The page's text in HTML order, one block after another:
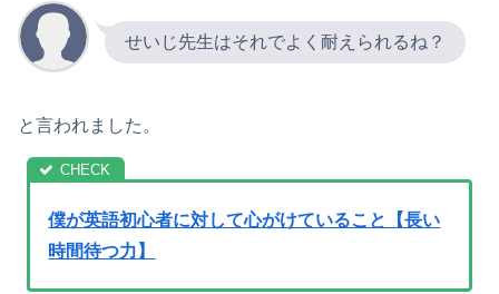
せいじ先生はそれでよく耐えられるね？
と言われました。
僕が英語初心者に対して心がけていること【長い
時間待つ力】